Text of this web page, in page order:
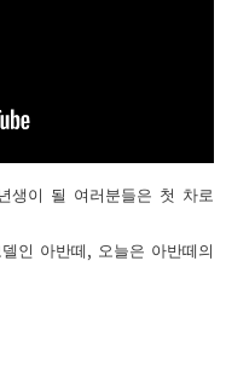
생이 될 여러분들은 첫 차로
인 아반떼
오늘은 아반떼의